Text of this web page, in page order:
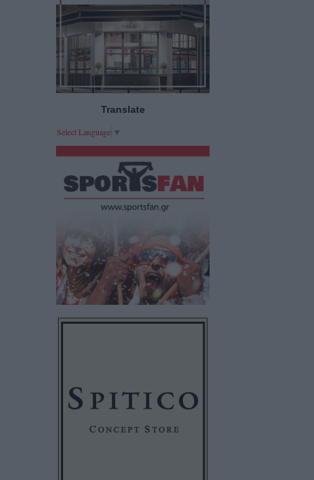
Translate
Select Language ▼